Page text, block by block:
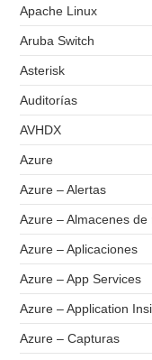
Apache Linux
Aruba Switch
Asterisk
Auditorías
AVHDX
Azure
Azure – Alertas
Azure – Almacenes
Azure – Aplicaciones
Azure – App Services
Azure – Application
Azure – Capturas